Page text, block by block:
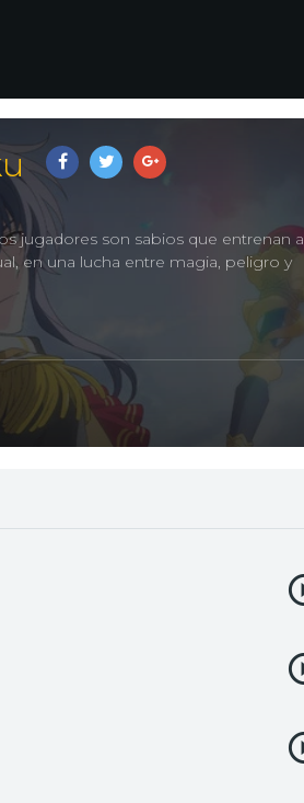
jugadores son sabios que entrenan a
en una lucha entre magia, peligro y